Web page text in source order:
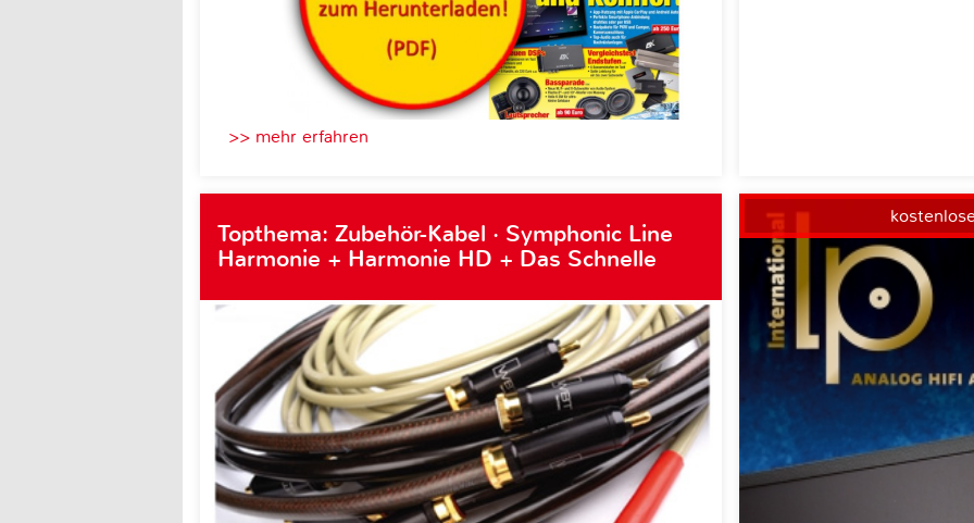
>> mehr erfahren
Topthema: Zubehör-Kabel · Symphonic Line
Harmonie + Harmonie HD + Das Schnelle